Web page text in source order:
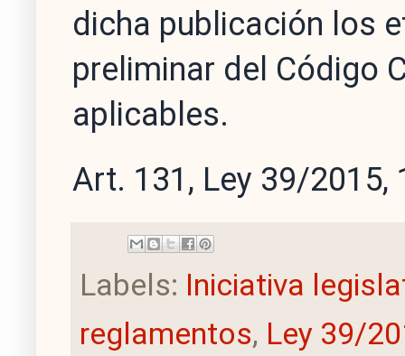
dicha publicación los
preliminar del Código
aplicables.
Art. 131, Ley 39/2015,
Labels: Iniciativa
reglamentos, Ley 39/